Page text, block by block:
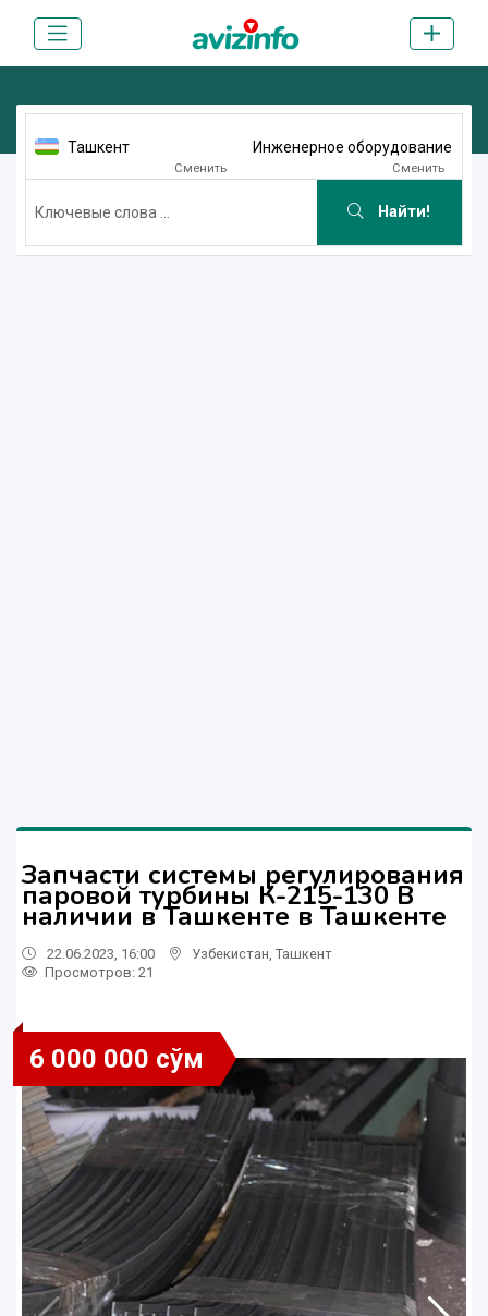
Ташкент
Сменить
Инженерное оборудование
Сменить
Найти!
Запчасти системы регулирования
паровой турбины К-215-130 В
наличии в Ташкенте в Ташкенте
22.06.2023, 16:00 Узбекистан Ташкент
Просмотров: 21
6 000 000 сўм